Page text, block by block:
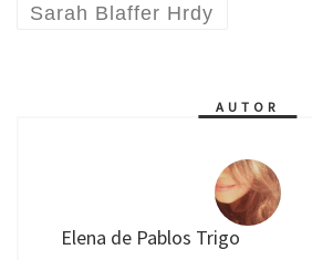
Sarah Blaffer Hrdy
AUTOR
Elena de Pablos Trigo